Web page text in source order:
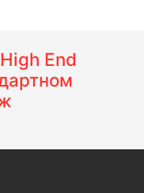
End